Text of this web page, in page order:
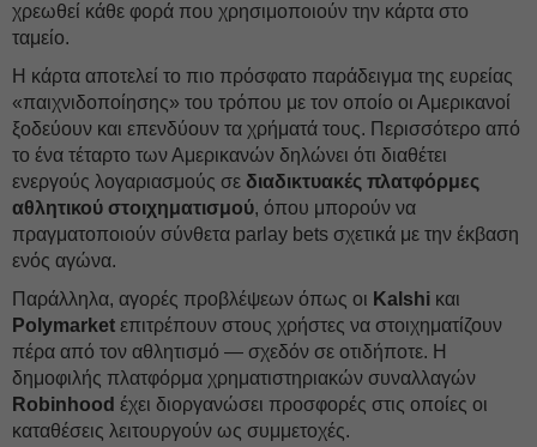
χρεωθεί κάθε φορά που χρησιμοποιούν την κάρτα στο
ταμείο.
Η κάρτα αποτελεί το πιο πρόσφατο παράδειγμα της ευρείας
«παιχνιδοποίησης» του τρόπου με τον οποίο οι Αμερικανοί
ξοδεύουν και επενδύουν τα χρήματά τους. Περισσότερο από
το ένα τέταρτο των Αμερικανών δηλώνει ότι διαθέτει
ενεργούς λογαριασμούς σε διαδικτυακές πλατφόρμες
αθλητικού στοιχηματισμού, όπου μπορούν να
πραγματοποιούν σύνθετα parlay bets σχετικά με την έκβαση
ενός αγώνα.
Παράλληλα, αγορές προβλέψεων όπως οι Kalshi και
Polymarket επιτρέπουν στους χρήστες να στοιχηματίζουν
πέρα από τον αθλητισμό — σχεδόν σε οτιδήποτε. Η
δημοφιλής πλατφόρμα χρηματιστηριακών συναλλαγών
Robinhood έχει διοργανώσει προσφορές στις οποίες οι
καταθέσεις λειτουργούν ως συμμετοχές.